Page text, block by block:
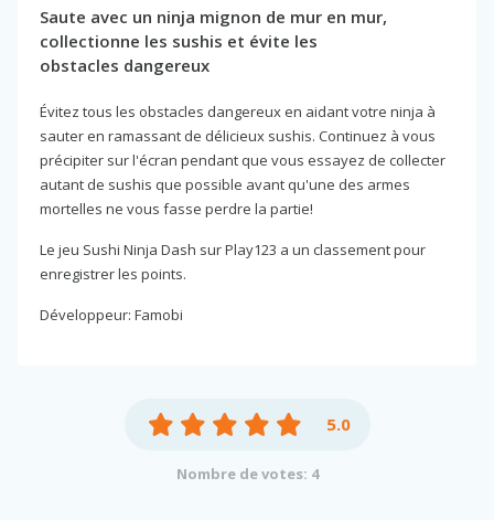
Saute avec un ninja mignon de mur en mur,
collectionne les sushis et évite les
obstacles dangereux
Évitez tous les obstacles dangereux en aidant votre ninja à
sauter en ramassant de délicieux sushis. Continuez à vous
précipiter sur l'écran pendant que vous essayez de collecter
autant de sushis que possible avant qu'une des armes
mortelles ne vous fasse perdre la partie!
Le jeu Sushi Ninja Dash sur Play123 a un classement pour
enregistrer les points.
Développeur: Famobi
5.0
Nombre de votes: 4